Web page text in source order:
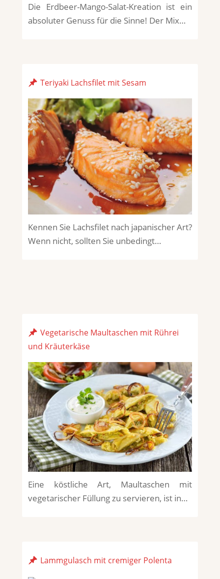
Die Erdbeer-Mango-Salat-Kreation ist ein
absoluter Genuss für die Sinne! Der Mix…
Teriyaki Lachsfilet mit Sesam
Kennen Sie Lachsfilet nach japanischer Art?
Wenn nicht, sollten Sie unbedingt…
Vegetarische Maultaschen mit Rührei
und Kräuterkäse
Eine köstliche Art, Maultaschen mit
vegetarischer Füllung zu servieren, ist in…
Lammgulasch mit cremiger Polenta